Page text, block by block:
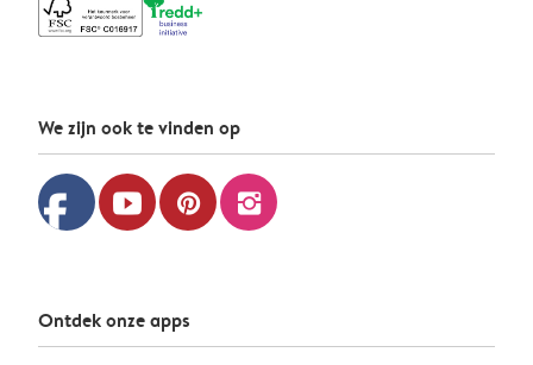
We zijn ook te vinden op
facebook youtube pinterest instagram
Ontdek onze apps